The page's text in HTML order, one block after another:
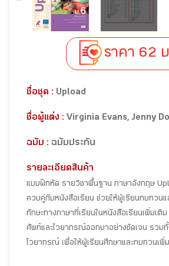
ราคา 62
ชื่อชุด : Upload
ชื่อผู้แต่ง : Virginia Evans, Jenny
ฉบับ : ฉบับประกัน
รายละเอียดสินค้า
แบบฝึกหัด รายวิชาพื้นฐาน ภาษาอังกฤษ
ควบคู่กับหนังสือเรียน ช่วยให้ผู้เรียนทบทวนแ
ทักษะทางภาษาที่เรียนในหนังสือเรียนเพิ่มเติ
ศัพท์และไวยากรณ์ออกมาอย่างชัดเจน รวม
ไวยากรณ์ เพื่อให้ผู้เรียนศึกษาและทบทวนเพิ่